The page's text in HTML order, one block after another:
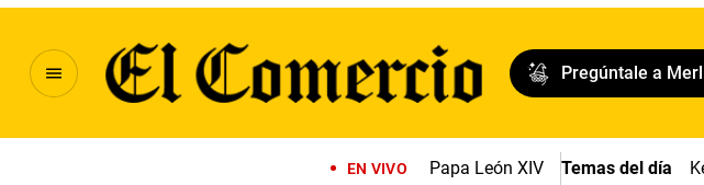
Pregúntale a
EN VIVO Papa León XIV Temas del día